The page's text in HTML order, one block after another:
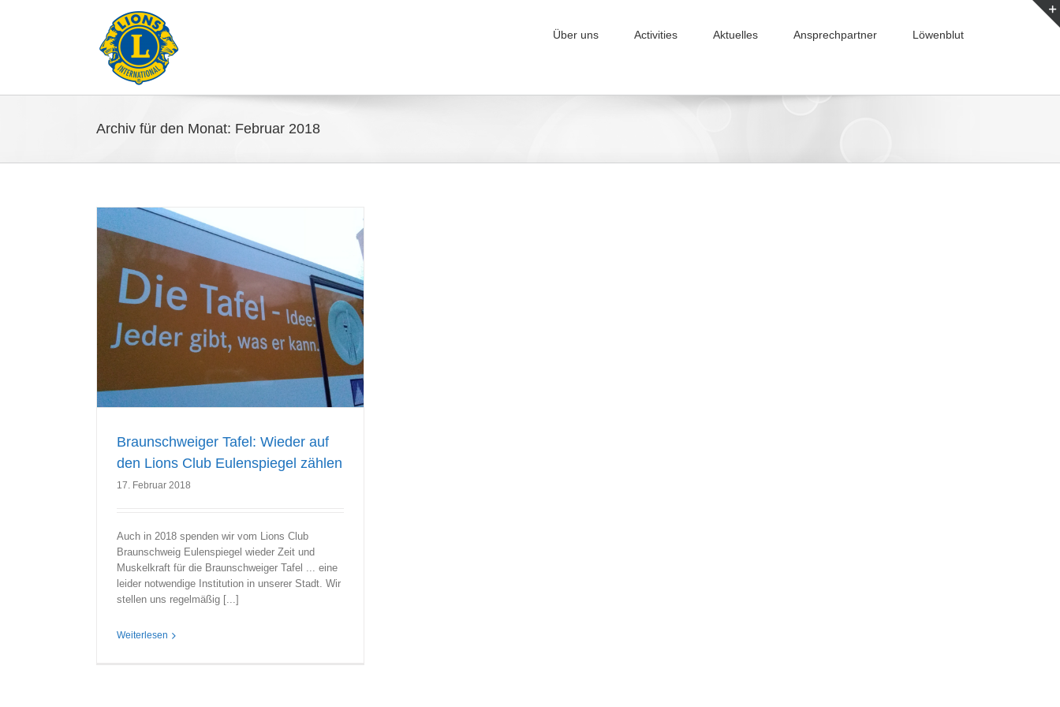
Über uns Activities Aktuelles Ansprechpartner Löwenblut
Archiv für den Monat: Februar 2018
Braunschweiger Tafel: Wieder auf
den Lions Club Eulenspiegel zählen
17. Februar 2018
Auch in 2018 spenden wir vom Lions Club
Braunschweig Eulenspiegel wieder Zeit und
Muskelkraft für die Braunschweiger Tafel ... eine
leider notwendige Institution in unserer Stadt. Wir
stellen uns regelmäßig [...]
Weiterlesen